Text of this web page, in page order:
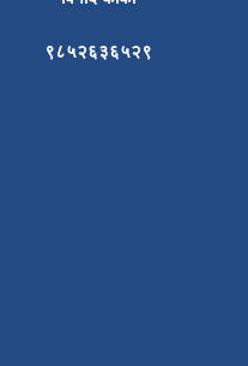
९८५२६३६५२९